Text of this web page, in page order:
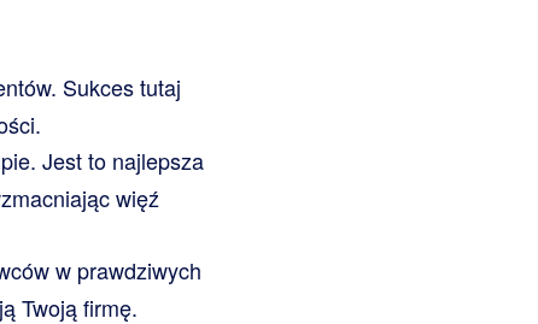
Sukces tutaj
Jest to najlepsza
więź
w prawdziwych
Twoją firmę.